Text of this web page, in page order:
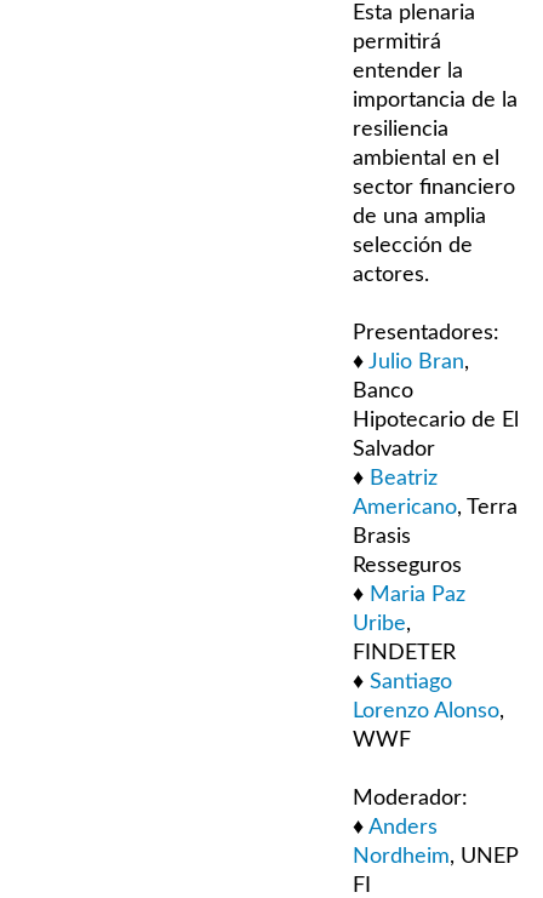
Esta plenaria
permitirá
entender la
importancia de la
resiliencia
ambiental en el
sector financiero
de una amplia
selección de
actores.
Presentadores:
♦ Julio Bran,
Banco
Hipotecario de El
Salvador
♦ Beatriz
Americano, Terra
Brasis
Resseguros
♦ Maria Paz
Uribe,
FINDETER
♦ Santiago
Lorenzo Alonso,
WWF
Moderador:
♦ Anders
Nordheim, UNEP
FI